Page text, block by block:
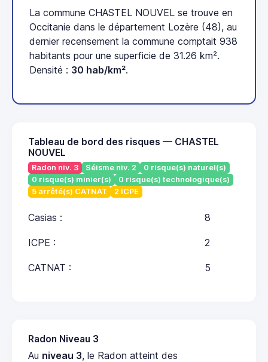
La commune CHASTEL NOUVEL se trouve en
Occitanie dans le département Lozère (48), au
dernier recensement la commune comptait 938
habitants pour une superficie de 31.26 km².
Densité : 30 hab/km².
Tableau de bord des risques — CHASTEL
NOUVEL
Radon niv. 3 Séisme niv. 2
0 risque(s) naturel(s)
0 risque(s) minier(s)
0 risque(s) technologique(s)
5 arrêté(s) CATNAT
2 ICPE
Casias : 8
ICPE : 2
CATNAT : 5
Radon Niveau 3
Au niveau 3, le Radon atteint des